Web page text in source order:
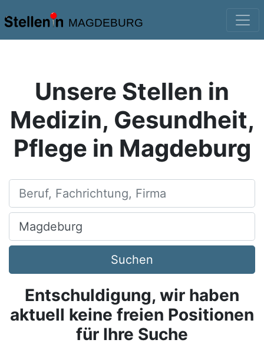
MAGDEBURG
Unsere Stellen in
Medizin, Gesundheit,
Pflege in Magdeburg
Beruf, Fachrichtung, Firma
Ort, Stadt
Suchen
Entschuldigung, wir haben
aktuell keine freien Positionen
für Ihre Suche